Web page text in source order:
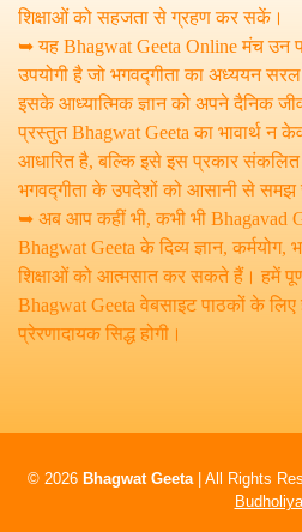
शिक्षाओं को सहजता से ग्रहण कर सकें।
➥ यह Bhagwat Geeta Online मंच उन
उपयोगी है जो भगवद्गीता का अध्ययन
इसके आध्यात्मिक ज्ञान को अपने दैनिक
प्रस्तुत Bhagwat Geeta का भावार्थ न
आधारित है, बल्कि इसे इस प्रकार संकलित
भगवद्गीता के उपदेशों को आसानी से
➥ अब आप कहीं भी, कभी भी
Bhagwat Geeta के दिव्य ज्ञान, कर्मयोग,
शिक्षाओं को आत्मसात कर सकते हैं। हमें
Bhagwat Geeta वेबसाइट पाठकों के लिए
प्रेरणादायक सिद्ध होगी।
© 2026 Bhagwat Geeta | All Rights
Budholiya